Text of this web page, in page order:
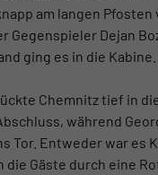
am langen
Dejan
ging es in die Kabine.
Chemnitz tief in
während
Entweder war es
Gäste durch eine